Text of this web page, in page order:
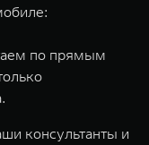
по прямым
консультанты и